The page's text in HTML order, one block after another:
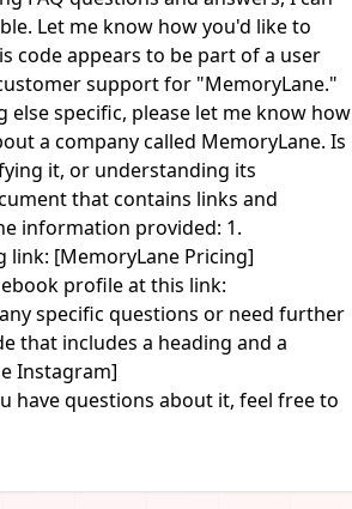
Let me know how you'd like to
code appears to be part of a user
support for "MemoryLane."
specific, please let me know how
a company called MemoryLane. Is
it, or understanding its
that contains links and
information provided: 1.
[MemoryLane Pricing]
profile at this link:
specific questions or need further
that includes a heading and a
Instagram]
have questions about it, feel free to